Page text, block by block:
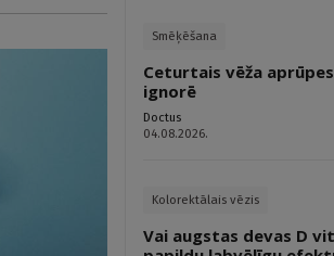
Smēķēšana
Ceturtais vēža
ignorē
Doctus
04.08.2026.
Kolorektālais vēzis
Vai augstas devas D